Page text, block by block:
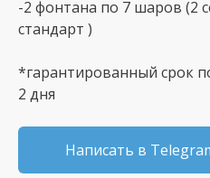
-2 фонтана по 7 шаров (2
стандарт )
*гарантированный срок
2 дня
Написать в